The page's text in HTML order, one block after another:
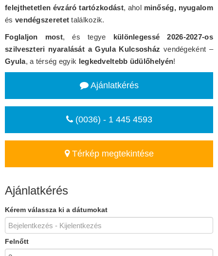
felejthetetlen évzáró tartózkodást, ahol minőség, nyugalom
és vendégszeretet találkozik.
Foglaljon most, és tegye különlegessé 2026-2027-os
szilveszteri nyaralását a Gyula Kulcsosház vendégeként –
Gyula, a térség egyik legkedveltebb üdülőhelyén!
Ajánlatkérés
(0036) - 1 445 4593
Térkép megtekintése
Ajánlatkérés
Kérem válassza ki a dátumokat
Felnőtt